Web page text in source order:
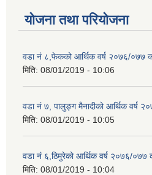
योजना तथा परियोजना
वडा नं ८,फेकको आर्थिक वर्ष २०७६/०७७
मिति: 08/01/2019 - 10:06
वडा नं ७, पालुङ्ग मैनादीको आर्थिक वर्ष
मिति: 08/01/2019 - 10:05
वडा नं ६,ठिमुरेको आर्थिक वर्ष २०७६/०७७
मिति: 08/01/2019 - 10:04